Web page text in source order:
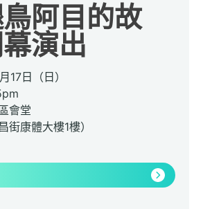
鳥阿目的故
演出
17日（日）
會堂
體大樓1樓）